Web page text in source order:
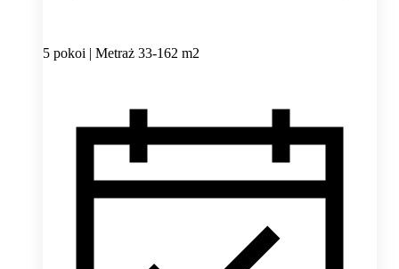
5 pokoi | Metraż 33-162 m2